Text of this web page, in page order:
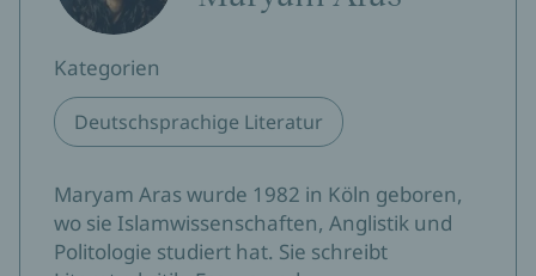
Kategorien
Deutschsprachige Literatur
Maryam Aras wurde 1982 in Köln geboren,
wo sie Islamwissenschaften, Anglistik und
Politologie studiert hat. Sie schreibt